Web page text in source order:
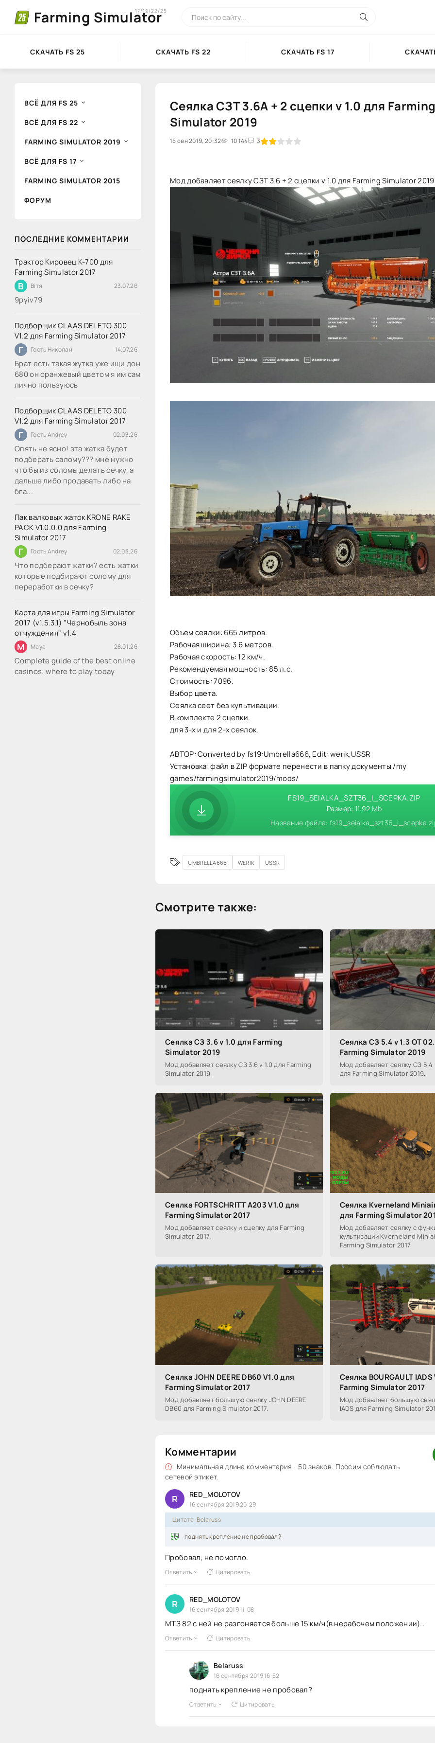
Farming Simulator
17/19/22/25
СКАЧАТЬ FS 25 СКАЧАТЬ FS 22 СКАЧАТЬ FS 17
ВСЁ ДЛЯ FS 25
ВСЁ ДЛЯ FS 22
FARMING SIMULATOR 2019
ВСЁ ДЛЯ FS 17
FARMING SIMULATOR 2015
ФОРУМ
ПОСЛЕДНИЕ КОММЕНТАРИИ
Трактор Кировец К-700 для
Farming Simulator 2017
В Вітя 23.07.26
9руіv79
Подборщик CLAAS DELETO 300
V1.2 для Farming Simulator 2017
Г Гость Николай 14.07.26
Брат есть такая жутка уже ищи дон
680 он оранжевый цветом я им сам
лично пользуюсь
Подборщик CLAAS DELETO 300
V1.2 для Farming Simulator 2017
Г Гость Andrey 02.03.26
Опять не ясно! эта жатка будет
подберать салому??? мне нужно
что бы из соломы делать сечку, а
дальше либо продавать либо на
бга...
Пак валковых жаток KRONE RAKE
PACK V1.0.0.0 для Farming
Simulator 2017
Г Гость Andrey 02.03.26
Что подберают жатки? есть жатки
которые подбирают солому для
переработки в сечку?
Карта для игры Farming Simulator
2017 (v1.5.3.1) "Чернобыль зона
отчуждения" v1.4
M Maya 28.01.26
Complete guide of the best online
casinos: where to play today
Сеялка СЗТ 3.6А + 2 сцепки v 1.0 для
Simulator 2019
15 сен 2019, 20:32 10 144 3
40 1 2 3 4 5
Мод добавляет сеялку СЗТ 3.6 + 2 сцепки v 1.0 для Farming Simulator
Объем сеялки: 665 литров.
Рабочая ширина: 3.6 метров.
Рабочая скорость: 12 км/ч.
Рекомендуемая мощность: 85 л.с.
Стоимость: 7096.
Выбор цвета.
Сеялка сеет без культивации.
В комплекте 2 сцепки.
для 3-х и для 2-х сеялок.
АВТОР: Converted by fs19:Umbrella666, Edit: werik,USSR
Установка: файл в ZIP формате перенести в папку документы /my
games/farmingsimulator2019/mods/
FS19_SEIALKA_SZT36_I_SCEPKA.ZIP
Размер: 11.92 Mb
Название файла:
UMBRELLA666 WERIK USSR
Смотрите также:
Сеялка СЗ 3.6 v 1.0 для Farming
Simulator 2019
Мод добавляет сеялку СЗ 3.6 v 1.0 для Farming
Simulator 2019.
Сеялка СЗ 5.4 v 1.3 ОТ
Farming Simulator 2019
Мод добавляет сеялку СЗ 5.4
для Farming Simulator 2019.
Сеялка FORTSCHRITT A203 V1.0 для
Farming Simulator 2017
Мод добавляет сеялку и сцепку для Farming
Simulator 2017.
Сеялка Kverneland
для Farming Simulator
Мод добавляет сеялку с
культивации Kverneland
Farming Simulator 2017.
Сеялка JOHN DEERE DB60 V1.0 для
Farming Simulator 2017
Мод добавляет большую сеялку JOHN DEERE
DB60 для Farming Simulator 2017.
Сеялка BOURGAULT
Farming Simulator 2017
Мод добавляет большую
IADS для Farming Simulator
Комментарии
Минимальная длина комментария - 50 знаков. Просим соблюдать
сетевой этикет.
R RED_MOLOTOV
16 сентября 2019 20:29
Цитата: Belaruss
поднять крепление не пробовал?
Пробовал, не помогло.
Ответить Цитировать
R RED_MOLOTOV
16 сентября 2019 11:08
МТЗ 82 с ней не разгоняется больше 15 км/ч(в нерабочем положении)..
Ответить Цитировать
Belaruss
16 сентября 2019 16:52
поднять крепление не пробовал?
Ответить Цитировать